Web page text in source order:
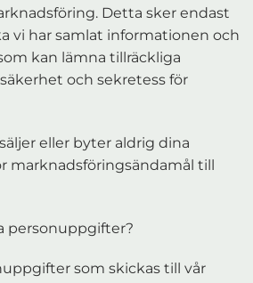
Detta sker endast
vi har samlat informationen och
kan lämna tillräckliga
och sekretess för
eller byter aldrig dina
marknadsföringsändamål till
personuppgifter?
som skickas till vår